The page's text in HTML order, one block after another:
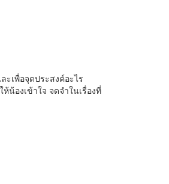
เพื่อจุดประสงค์อะไร
องเข้าใจ จดจำในเรื่องที่